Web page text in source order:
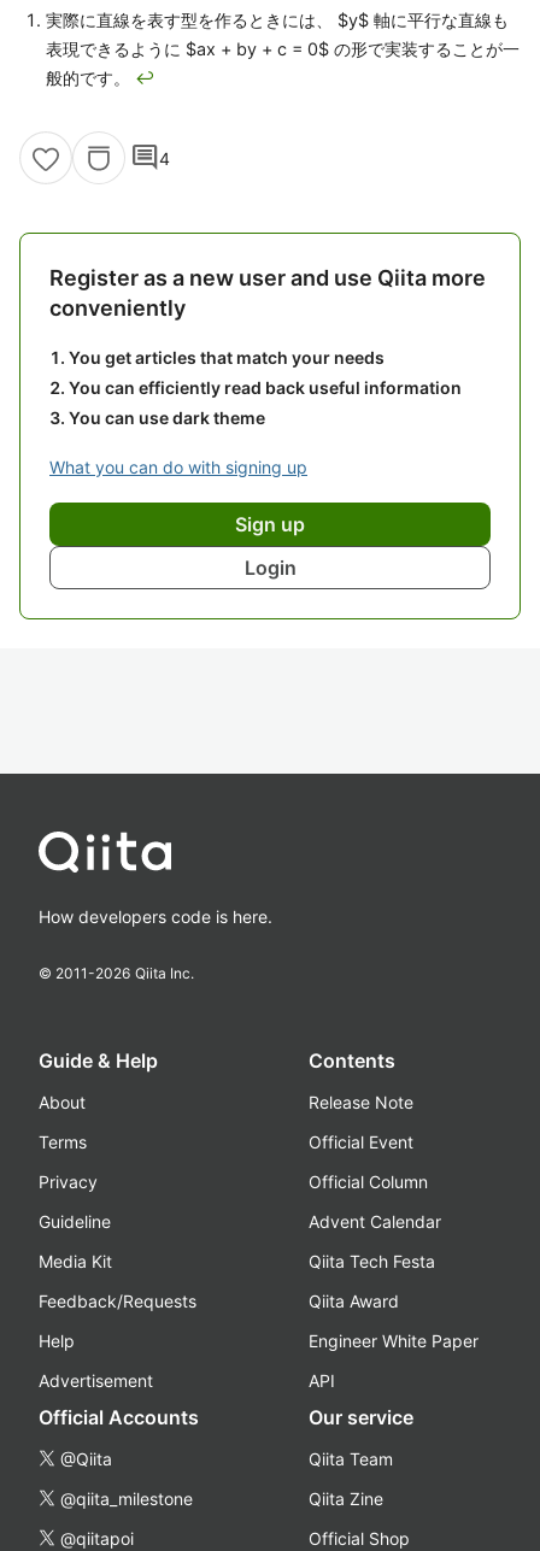
実際に直線を表す型を作るときには、 $y$ 軸に平行な直線も
表現できるように $ax + by + c = 0$ の形で実装することが一
般的です。 ↩
comment4
Register as a new user and use Qiita more
conveniently
You get articles that match your needs
You can efficiently read back useful information
You can use dark theme
What you can do with signing up
Sign up
Login
How developers code is here.
© 2011-2026 Qiita Inc.
Guide & Help
About
Terms
Privacy
Guideline
Media Kit
Feedback/Requests
Help
Advertisement
Contents
Release Note
Official Event
Official Column
Advent Calendar
Qiita Tech Festa
Qiita Award
Engineer White Paper
API
Official Accounts
@Qiita
@qiita_milestone
@qiitapoi
Our service
Qiita Team
Qiita Zine
Official Shop